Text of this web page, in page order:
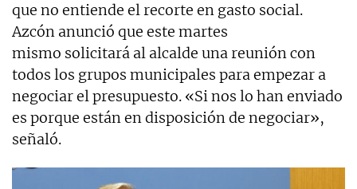
que no entiende el recorte en gasto social.
Azcón anunció que este martes
mismo solicitará al alcalde una reunión con
todos los grupos municipales para empezar a
negociar el presupuesto. «Si nos lo han enviado
es porque están en disposición de negociar»,
señaló.